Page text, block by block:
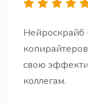
Получите
Нейроскрайб
свою
коллегам.